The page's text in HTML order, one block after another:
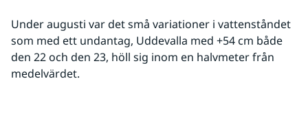
Under augusti var det små variationer i vattenståndet
som med ett undantag, Uddevalla med +54 cm både
den 22 och den 23, höll sig inom en halvmeter från
medelvärdet.